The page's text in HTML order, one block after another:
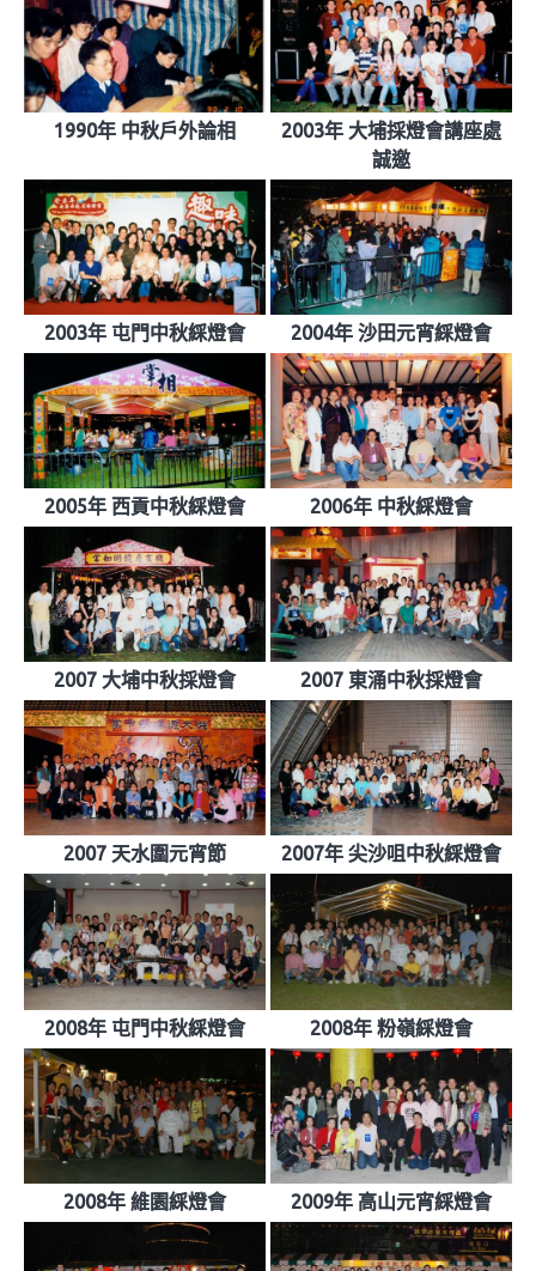
1990年 中秋戶外論相
2003年 大埔採燈會講座處
誠邀
2003年 屯門中秋綵燈會 2004年 沙田元宵綵燈會
2005年 西貢中秋綵燈會 2006年 中秋綵燈會
2007 大埔中秋採燈會 2007 東涌中秋採燈會
2007 天水圍元宵節 2007年 尖沙咀中秋綵燈會
2008年 屯門中秋綵燈會 2008年 粉嶺綵燈會
2008年 維園綵燈會 2009年 高山元宵綵燈會